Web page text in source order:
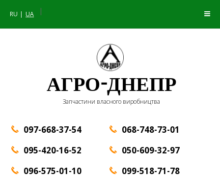
RU UA |
АГРО-ДНЕПР
Запчастини власного виробництва
097-668-37-54
095-420-16-52
096-575-01-10
068-748-73-01
050-609-32-97
099-518-71-78